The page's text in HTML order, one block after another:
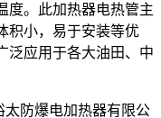
度。此加热器电热管主
积小，易于安装等优
泛应用于各大油田、中